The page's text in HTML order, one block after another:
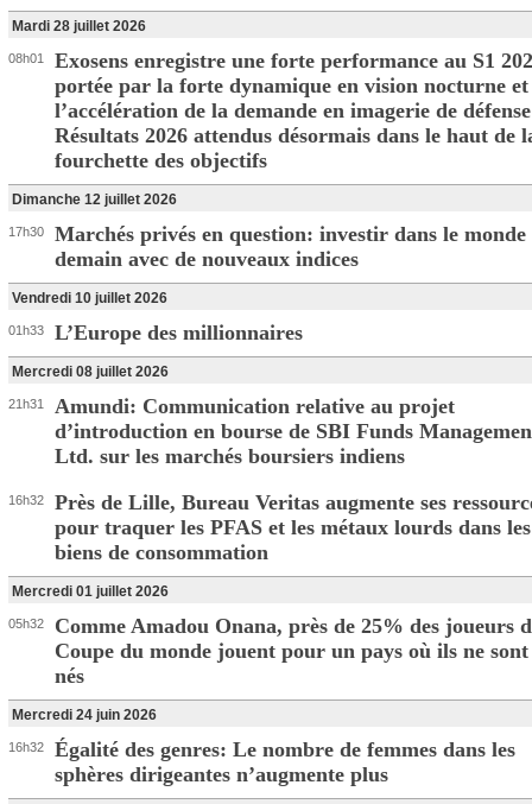
Mardi 28 juillet 2026
08h01
Exosens enregistre une forte performance au S1
portée par la forte dynamique en vision nocturne et
l’accélération de la demande en imagerie de
Résultats 2026 attendus désormais dans le haut de
fourchette des objectifs
Dimanche 12 juillet 2026
17h30
Marchés privés en question: investir dans le monde
demain avec de nouveaux indices
Vendredi 10 juillet 2026
01h33 L’Europe des millionnaires
Mercredi 08 juillet 2026
21h31
Amundi: Communication relative au projet
d’introduction en bourse de SBI Funds
Ltd. sur les marchés boursiers indiens
16h32
Près de Lille, Bureau Veritas augmente ses
pour traquer les PFAS et les métaux lourds dans les
biens de consommation
Mercredi 01 juillet 2026
05h32
Comme Amadou Onana, près de 25% des joueurs
Coupe du monde jouent pour un pays où ils ne sont
nés
Mercredi 24 juin 2026
16h32
Égalité des genres: Le nombre de femmes dans les
sphères dirigeantes n’augmente plus